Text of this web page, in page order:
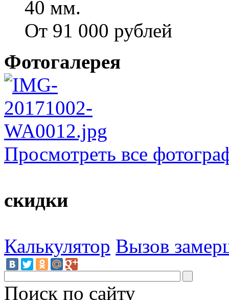
40 мм.
От 91 000 рублей
Фотогалерея
Просмотреть все
скидки
Калькулятор Вызов
Поиск по сайту